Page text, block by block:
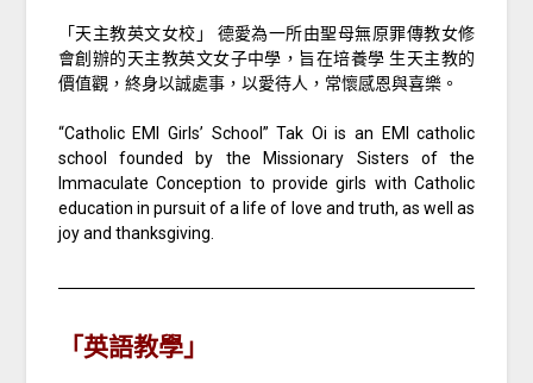
「天主教英文女校」 德愛為一所由聖母無原罪傳教女修
會創辦的天主教英文女子中學，旨在培養學 生天主教的
價值觀，終身以誠處事，以愛待人，常懷感恩與喜樂。
“Catholic EMI Girls’ School” Tak Oi is an EMI catholic
school founded by the Missionary Sisters of the
Immaculate Conception to provide girls with Catholic
education in pursuit of a life of love and truth, as well as
joy and thanksgiving.
「英語教學」